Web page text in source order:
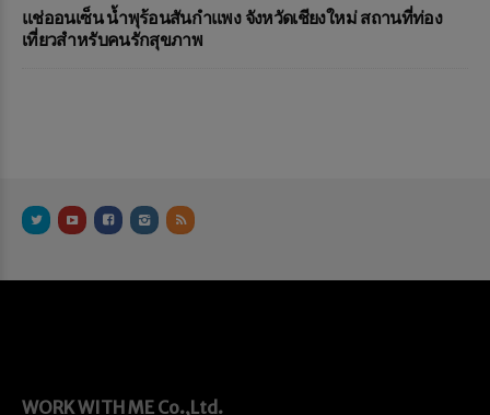
แช่ออนเซ็น น้ำพุร้อนสันกำแพง จังหวัดเชียงใหม่ สถานที่ท่อง
เที่ยวสำหรับคนรักสุขภาพ
WORK WITH ME Co.,Ltd.